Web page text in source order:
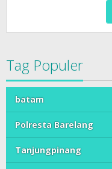
Tag Populer
batam
Polresta Barelang
Tanjungpinang